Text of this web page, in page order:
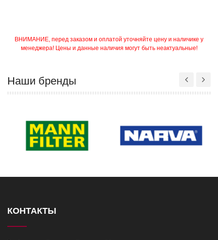
ВНИМАНИЕ, перед заказом и оплатой уточняйте цену и наличике у
менеджера! Цены и данные наличия могут быть неактуальные!
Наши бренды
КОНТАКТЫ